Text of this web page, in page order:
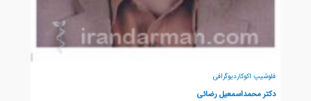
فلوشیپ اکوکاردیوگرافی
دکتر محمداسمعیل رضائی